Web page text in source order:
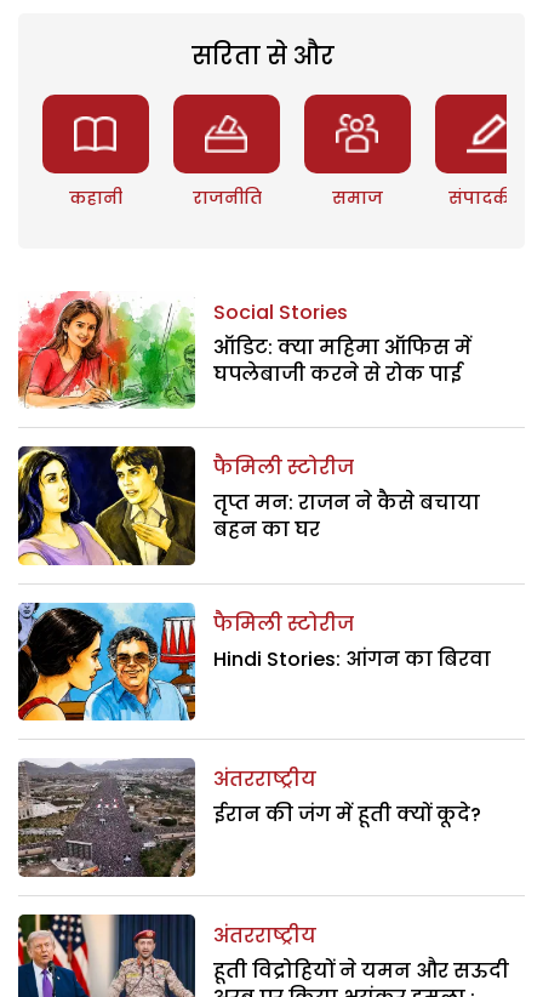
सरिता से और
कहानी राजनीति समाज संपादकीय
Social Stories
ऑडिट: क्या महिमा ऑफिस में
घपलेबाजी करने से रोक पाई
फैमिली स्टोरीज
तृप्त मन: राजन ने कैसे बचाया
बहन का घर
फैमिली स्टोरीज
Hindi Stories: आंगन का बिरवा
अंतरराष्ट्रीय
ईरान की जंग में हूती क्यों कूदे?
अंतरराष्ट्रीय
हूती विद्रोहियों ने यमन और सऊदी